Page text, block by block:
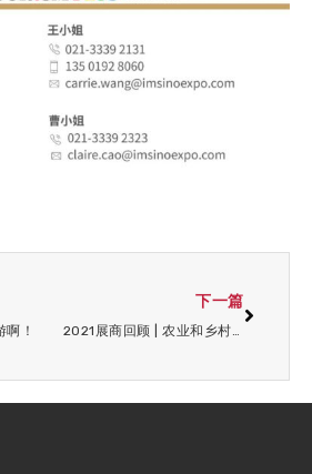
！
下一篇